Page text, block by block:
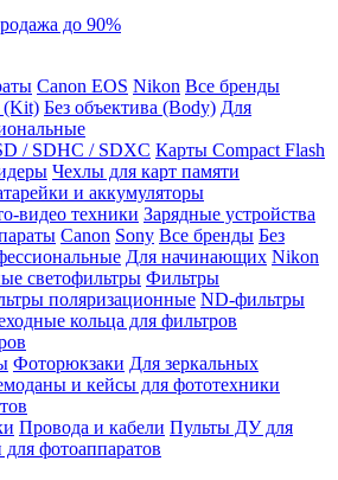
до 90%
Canon EOS Nikon Все бренды
(Kit) Без объектива (Body) Для
/ SDHC / SDXC Карты Compact Flash
Чехлы для карт памяти
и аккумуляторы
видео техники Зарядные устройства
Canon Sony Все бренды Без
Для начинающих Nikon
светофильтры Фильтры
поляризационные ND-фильтры
кольца для фильтров
Фоторюкзаки Для зеркальных
и кейсы для фототехники
Провода и кабели Пульты ДУ для
для фотоаппаратов